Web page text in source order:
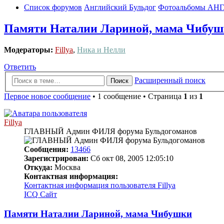
Список форумов Английский Бульдог Фотоальбомы
Памяти Наталии Лариной, мама
Модераторы: Fillya, Ника и Нелли
Ответить
Поиск
Расширенный поиск
Первое новое сообщение • 1 сообщение • Страница 1 из 1
Fillya
ГЛАВНЫЙ Админ ФИЛЯ форума Бульдогоманов
Сообщения: 13466
Зарегистрирован: Сб окт 08, 2005 12:05:10
Откуда: Москва
Контактная информация:
Контактная информация пользователя Fillya
ICQ Сайт
Памяти Наталии Лариной, мама Чибушки